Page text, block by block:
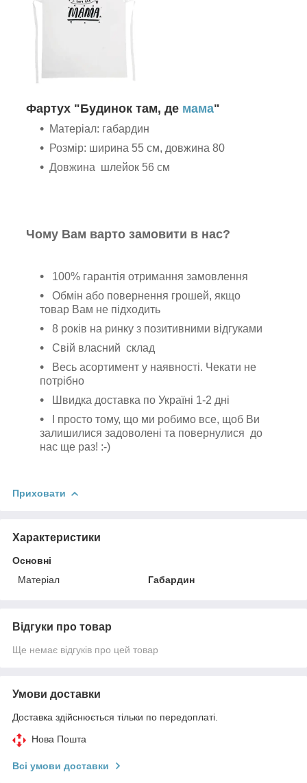
Фартух "Будинок там, де мама"
Матеріал: габардин
Розмір: ширина 55 см, довжина 80
Довжина шлейок 56 см
Чому Вам варто замовити в нас?
100% гарантія отримання замовлення
Обмін або повернення грошей, якщо
товар Вам не підходить
8 років на ринку з позитивними відгуками
Свій власний склад
Весь асортимент у наявності. Чекати не
потрібно
Швидка доставка по Україні 1-2 дні
І просто тому, що ми робимо все, щоб Ви
залишилися задоволені та повернулися до
нас ще раз! :-)
Приховати
Характеристики
Основні
Матеріал
Габардин
Відгуки про товар
Ще немає відгуків про цей товар
Умови доставки
Доставка здійснюється тільки по передоплаті.
Нова Пошта
Всі умови доставки